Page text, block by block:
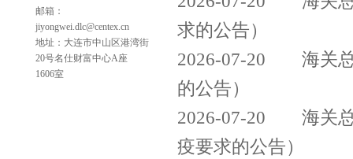
邮箱：
jiyongwei.dlc@centex.cn
地址：大连市中山区港湾街
20号名仕财富中心A座
1606室
求的公告）
2026-07-20
海关
的公告）
2026-07-20
海关
疫要求的公告）